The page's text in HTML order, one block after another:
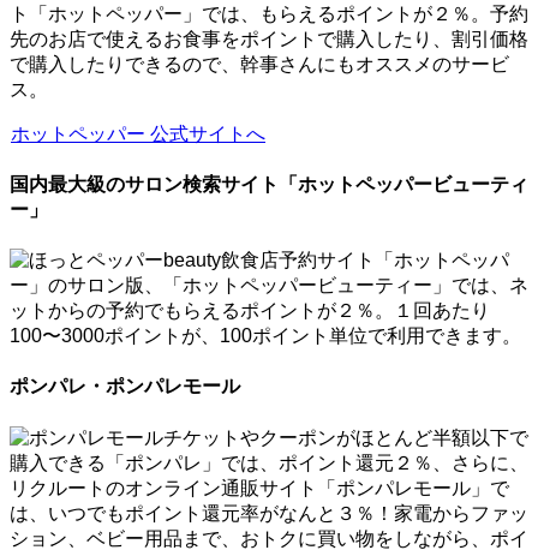
ト「ホットペッパー」では、もらえるポイントが２％。予約
先のお店で使えるお食事をポイントで購入したり、割引価格
で購入したりできるので、幹事さんにもオススメのサービ
ス。
ホットペッパー 公式サイトへ
国内最大級のサロン検索サイト「ホットペッパービューティ
ー」
飲食店予約サイト「ホットペッパ
ー」のサロン版、「ホットペッパービューティー」では、ネ
ットからの予約でもらえるポイントが２％。１回あたり
100〜3000ポイントが、100ポイント単位で利用できます。
ポンパレ・ポンパレモール
チケットやクーポンがほとんど半額以下で
購入できる「ポンパレ」では、ポイント還元２％、さらに、
リクルートのオンライン通販サイト「ポンパレモール」で
は、いつでもポイント還元率がなんと３％！家電からファッ
ション、ベビー用品まで、おトクに買い物をしながら、ポイ